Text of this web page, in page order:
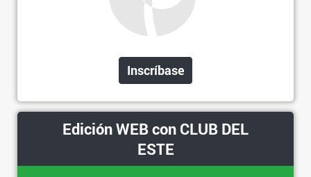
Inscríbase
Edición WEB con CLUB DEL
ESTE